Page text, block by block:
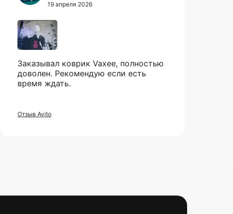
19 апреля 2026
Заказывал коврик Vaxee, полностью
доволен. Рекомендую если есть
время ждать.
Отзыв Avito